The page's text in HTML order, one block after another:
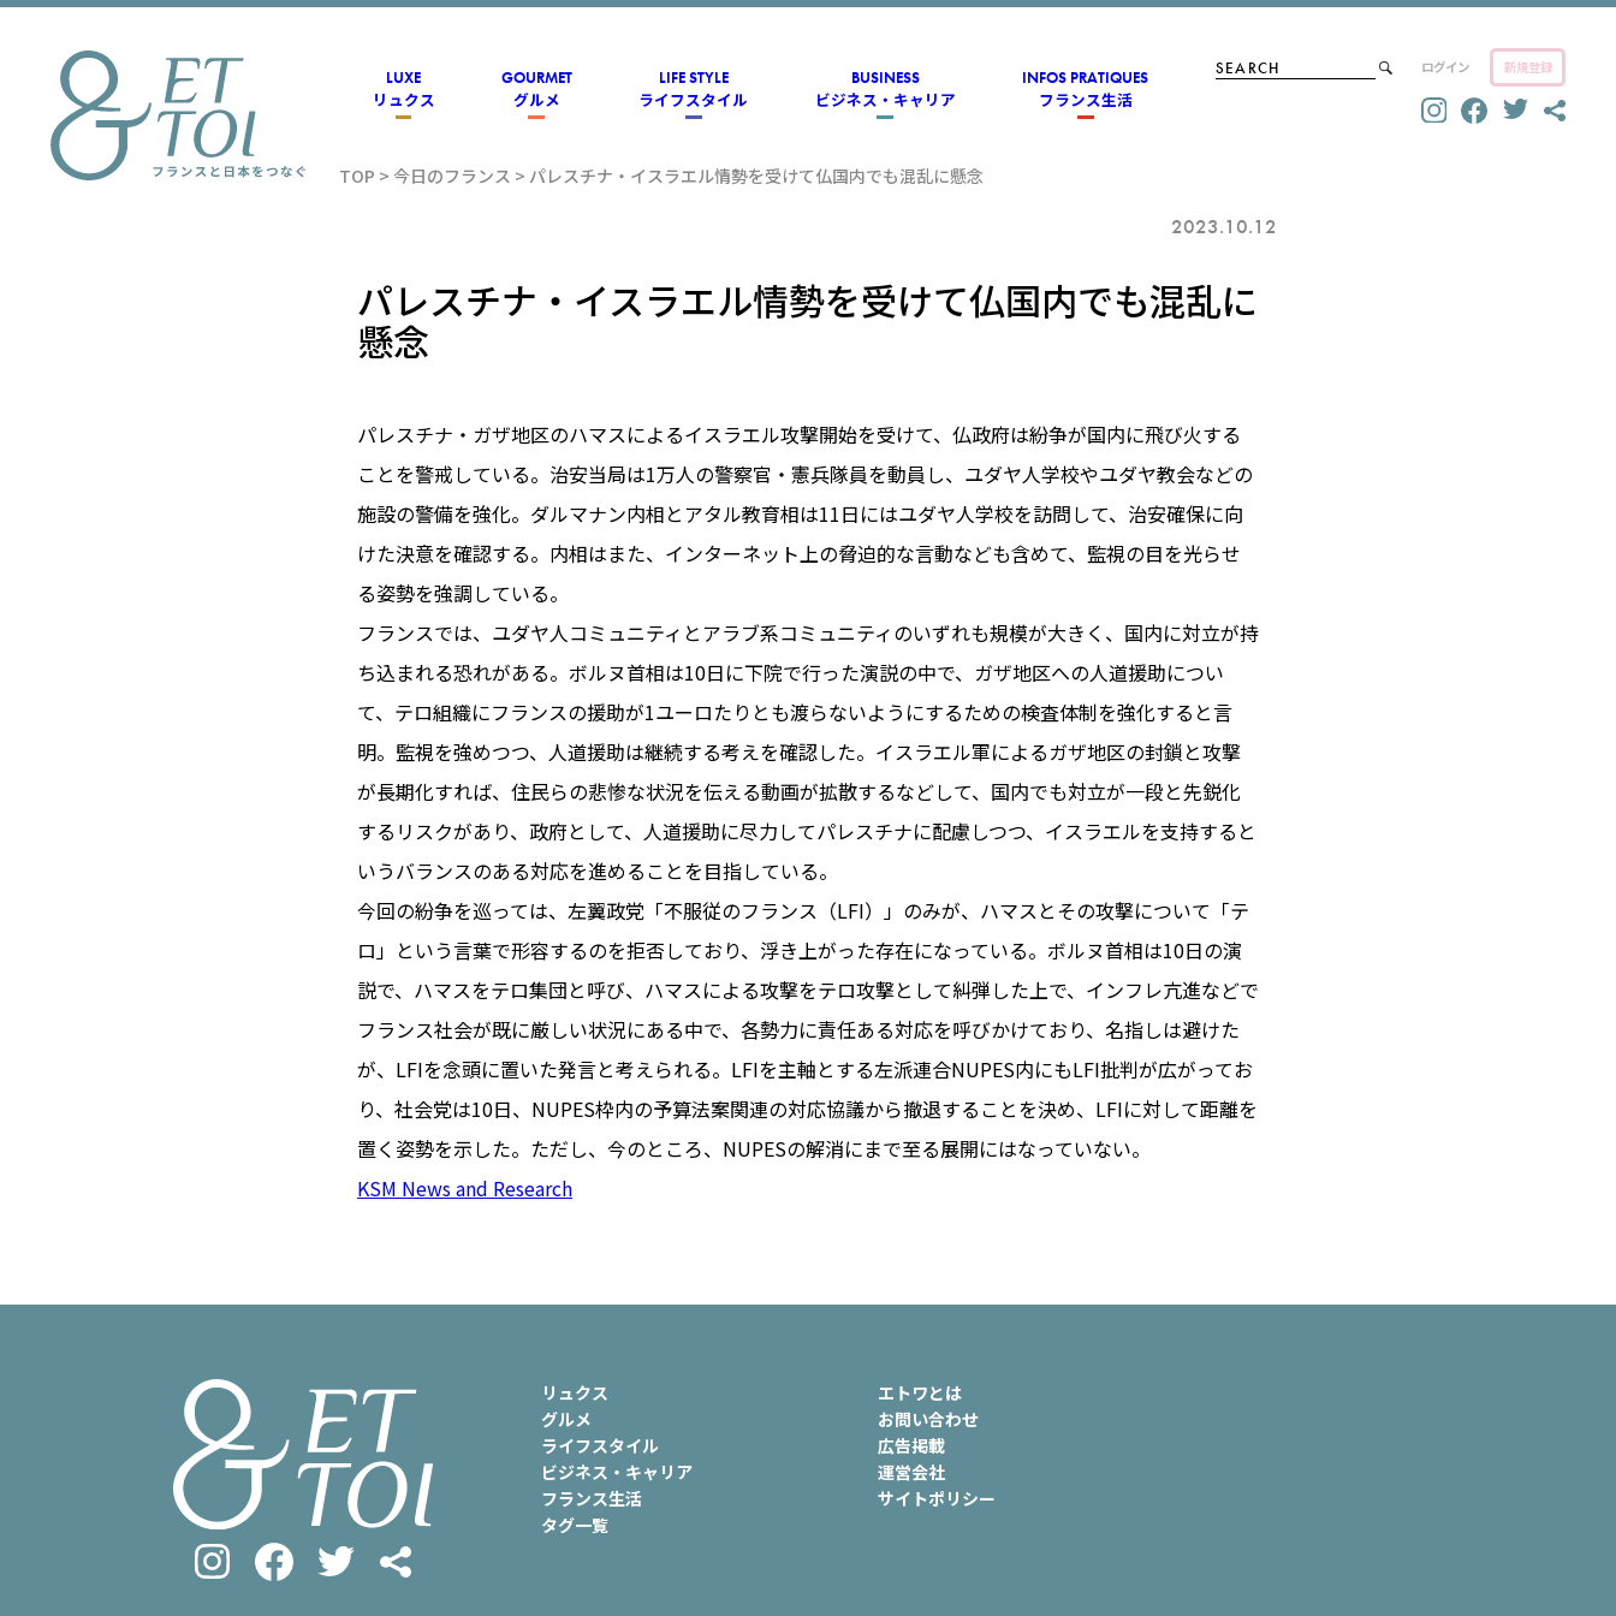
内
LUXE
リュクス
GOURMET
グルメ
LIFE STYLE
ライフスタイル
BUSINESS
ビジネス・キャリア
INFOS PRATIQUES
フランス生活
ログイン 新規登録
TAG
タグ
#トゥールーズ Toulouse
#レンタカー
#フランス旅行
#パリ #お土産
#トリビア
#データで読み解くフランス
#フランス郵便情報
#フランス交通機関
#求人
#フランスの教育制度
#アプリ
#いざという時に
#カルカッソンヌ Carcassonne
#サステナブル
#コスメ
#フランスの地方
#フロマージュ
#おでかけ #歴史
#お菓子
#SDGs
#アート #車生活
PARIS 14℃ / 12℃
FR 22:44 ／ JP 05:44
1€＝182.56円
エトワとは
お問い合わせ
サイトポリシー
TOP >今日のフランス > パレスチナ・イスラエル情勢を受けて仏国内でも混乱に懸念
2023.10.12
パレスチナ・イスラエル情勢を受けて仏国内でも混乱に
懸念
パレスチナ・ガザ地区のハマスによるイスラエル攻撃開始を受けて、仏政府は紛争が国内に飛び火する
ことを警戒している。治安当局は1万人の警察官・憲兵隊員を動員し、ユダヤ人学校やユダヤ教会などの
施設の警備を強化。ダルマナン内相とアタル教育相は11日にはユダヤ人学校を訪問して、治安確保に向
けた決意を確認する。内相はまた、インターネット上の脅迫的な言動なども含めて、監視の目を光らせ
る姿勢を強調している。
フランスでは、ユダヤ人コミュニティとアラブ系コミュニティのいずれも規模が大きく、国内に対立が持
ち込まれる恐れがある。ボルヌ首相は10日に下院で行った演説の中で、ガザ地区への人道援助につい
て、テロ組織にフランスの援助が1ユーロたりとも渡らないようにするための検査体制を強化すると言
明。監視を強めつつ、人道援助は継続する考えを確認した。イスラエル軍によるガザ地区の封鎖と攻撃
が長期化すれば、住民らの悲惨な状況を伝える動画が拡散するなどして、国内でも対立が一段と先鋭化
するリスクがあり、政府として、人道援助に尽力してパレスチナに配慮しつつ、イスラエルを支持すると
いうバランスのある対応を進めることを目指している。
今回の紛争を巡っては、左翼政党「不服従のフランス（LFI）」のみが、ハマスとその攻撃について「テ
ロ」という言葉で形容するのを拒否しており、浮き上がった存在になっている。ボルヌ首相は10日の演
説で、ハマスをテロ集団と呼び、ハマスによる攻撃をテロ攻撃として糾弾した上で、インフレ亢進などで
フランス社会が既に厳しい状況にある中で、各勢力に責任ある対応を呼びかけており、名指しは避けた
が、LFIを念頭に置いた発言と考えられる。LFIを主軸とする左派連合NUPES内にもLFI批判が広がってお
り、社会党は10日、NUPES枠内の予算法案関連の対応協議から撤退することを決め、LFIに対して距離を
置く姿勢を示した。ただし、今のところ、NUPESの解消にまで至る展開にはなっていない。
KSM News and Research
リュクス
グルメ
ライフスタイル
ビジネス・キャリア
フランス生活
タグ一覧
エトワとは
お問い合わせ
広告掲載
運営会社
サイトポリシー